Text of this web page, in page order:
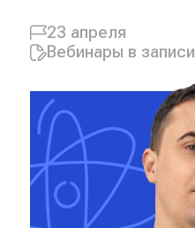
23 апреля
Вебинары в